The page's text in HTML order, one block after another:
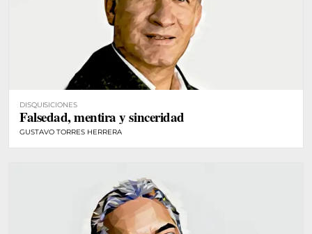
DISQUISICIONES
Falsedad, mentira y sinceridad
GUSTAVO TORRES HERRERA